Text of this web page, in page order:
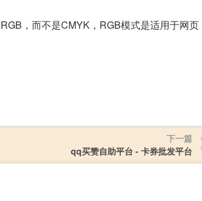
，而不是CMYK，RGB模式是适用于网页
下一篇
qq买赞自助平台 - 卡券批发平台